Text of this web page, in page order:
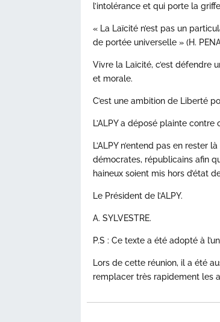
l’intolérance et qui porte la
« La Laïcité n’est pas un
de portée universelle » (H.
Vivre la Laïcité, c’est défendre
et morale.
C’est une ambition de Liberté
L’ALPY a déposé plainte
L’ALPY n’entend pas en
démocrates, républicains afin
haineux soient mis hors d’état
Le Président de l’ALPY.
A. SYLVESTRE.
P.S : Ce texte a été adopté à
Lors de cette réunion, il a été
remplacer très rapidement les